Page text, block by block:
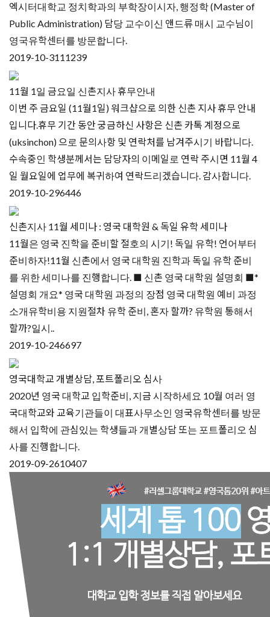
엑시터대학교 정치학과의 부학장이시자, 행정학 (Master of
Public Administration) 담당 교수이신 앤드류 매시 교수님이
영국유학센터를 방문합니다.
2019-10-3111239
11월 1일 금요일 신촌지사 휴무안내
이번 주 금요일 (11월1일) 워크샵으로 의한 신촌 지사 휴무 안내
입니다.휴무 기간 동안 궁금하신 사항은 신촌 카톡 계정으로
(uksinchon) 으로 문의사항 및 연락처를 남겨주시기 바랍니다.
수속중인 학생분께서는 담당자의 이메일로 연락 주시면 11월 4
일 월요일에 업무에 복귀하여 연락드리겠습니다. 감사합니다.
2019-10-296446
신촌지사 11월 세미나 : 영국 대학원 & 독일 유학 세미나
11월은 영국 진학을 준비할 절호의 시기! 독일 유학! 언어부터
준비하자!11월 신촌에서 영국 대학원 진학과 독일 유학 준비
를 위한 세미나를 진행합니다. ■ 신촌 영국 대학원 설명회 ■*
설명회 개요* 영국 대학원 과정의 장점 영국 대학원 예비 과정
소개유학비용 지원절차 유학 준비, 혼자 할까? 유학원 통해서
할까?일시..
2019-10-246697
영국대학교 개별상담, 포트폴리오 심사
2020년 영국 대학교 입학준비, 지금 시작하세요 10월 여러 영
국대학교와 교육기관들이 대표사무소인 영국유학센터를 방문
해서 입학에 관심있는 학생들과 개별상담 또는 포트폴리오 심
사를 진행합니다.
2019-09-2610407